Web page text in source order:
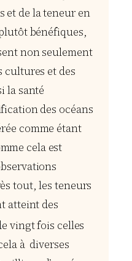
et de la teneur en
bénéfiques,
non seulement
cultures et des
la santé
des océans
comme étant
cela est
tout, les teneurs
atteint des
vingt fois celles
à diverses